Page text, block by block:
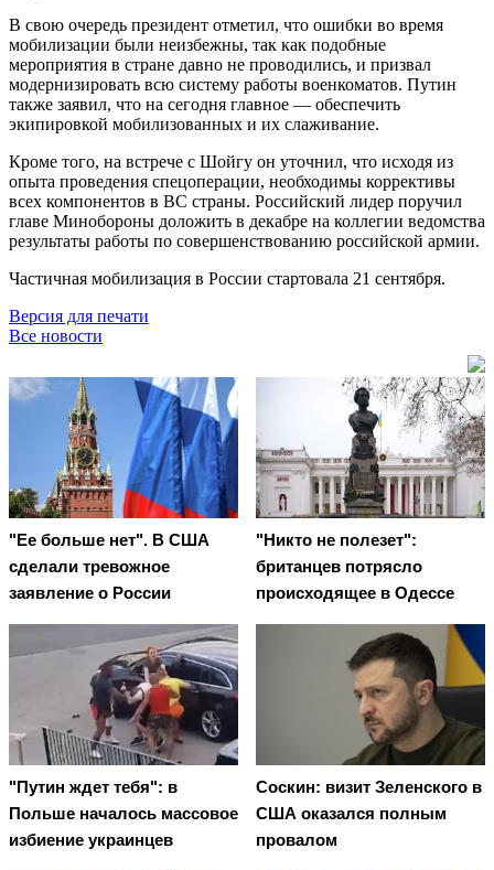
В свою очередь президент отметил, что ошибки во время
мобилизации были неизбежны, так как подобные
мероприятия в стране давно не проводились, и призвал
модернизировать всю систему работы военкоматов. Путин
также заявил, что на сегодня главное — обеспечить
экипировкой мобилизованных и их слаживание.
Кроме того, на встрече с Шойгу он уточнил, что исходя из
опыта проведения спецоперации, необходимы коррективы
всех компонентов в ВС страны. Российский лидер поручил
главе Минобороны доложить в декабре на коллегии ведомства
результаты работы по совершенствованию российской армии.
Частичная мобилизация в России стартовала 21 сентября.
Версия для печати
Все новости
"Ее больше нет". В США
сделали тревожное
заявление о России
"Никто не полезет":
британцев потрясло
происходящее в Одессе
"Путин ждет тебя": в
Польше началось массовое
избиение украинцев
Соскин: визит Зеленского в
США оказался полным
провалом